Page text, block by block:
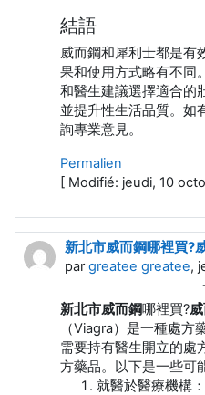
結語
威而鋼和犀利士都是有
果和使用方式略有不同
和醫生建議選擇適合的
並提升性生活品質。如
詢專業意見。
Permalien
[ Modifié: jeudi, 10
新北市威而鋼哪裡買?
pargreatee greatee,
新北市威而鋼哪裡買?
（Viagra）是一種處
需要持有醫生開立的處
方藥品。以下是一些可
就醫於醫療機構